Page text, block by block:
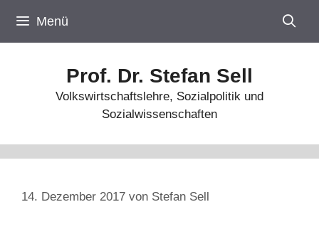
Inhalt
springen
Menü
Prof. Dr. Stefan Sell
Volkswirtschaftslehre, Sozialpolitik und
Sozialwissenschaften
14. Dezember 2017 von Stefan Sell